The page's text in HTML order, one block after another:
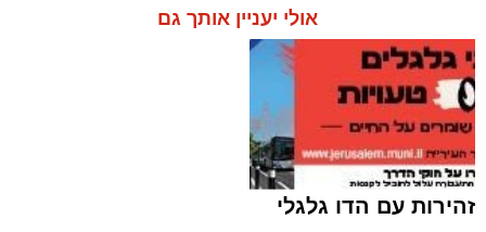
מיניבוס ישראלי שהיה בדרכו למרכז הארץ.
תושבי טול כרם. נהג המיניבוס, תושב כפר עקב
תגים:עיריית ירושלים
חופשית, יוסי חביליו חדשות ירושלים
החרדית, עולם התורה, בני ישיבות
בהרב־מיארה
אולי יעניין אותך גם
זהירות עם הדו גלגלי